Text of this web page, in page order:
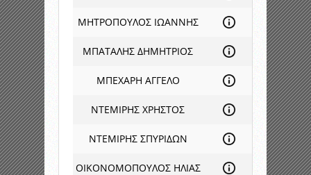
ΜΗΤΡΟΠΟΥΛΟΣ ΙΩΑΝΝΗΣ
ΜΠΑΤΑΛΗΣ ΔΗΜΗΤΡΙΟΣ
ΜΠΕΧΑΡΗ ΑΓΓΕΛΟ
ΝΤΕΜΙΡΗΣ ΧΡΗΣΤΟΣ
ΝΤΕΜΙΡΗΣ ΣΠΥΡΙΔΩΝ
ΟΙΚΟΝΟΜΟΠΟΥΛΟΣ ΗΛΙΑΣ